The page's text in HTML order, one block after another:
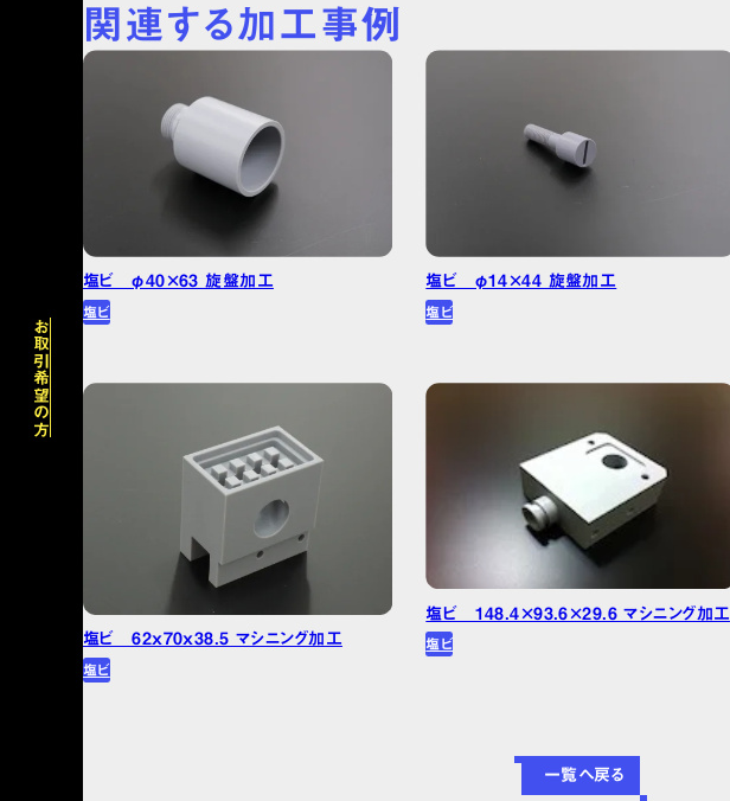
対応素材 塩ビ/PVC
PET
ポリエチレン/PE
ポリプロピレン/PP
ベークライト
ポリカーボネート
お取引希望の方
関連する加工事例
塩ビ φ40×63 旋盤加工
塩ビ
塩ビ φ14×44 旋盤加工
塩ビ
塩ビ 62x70x38.5 マシニング加工
塩ビ
塩ビ 148.4×93.6×29.6 マシニング加工
塩ビ
一覧へ戻る